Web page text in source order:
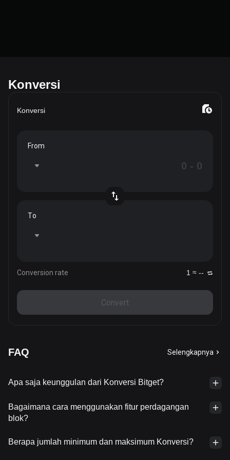
Konversi
Konversi
From
To
Conversion rate 1 ≈ --
Convert
FAQ Selengkapnya
Apa saja keunggulan dari Konversi Bitget?
Bagaimana cara menggunakan fitur perdagangan
blok?
Berapa jumlah minimum dan maksimum Konversi?